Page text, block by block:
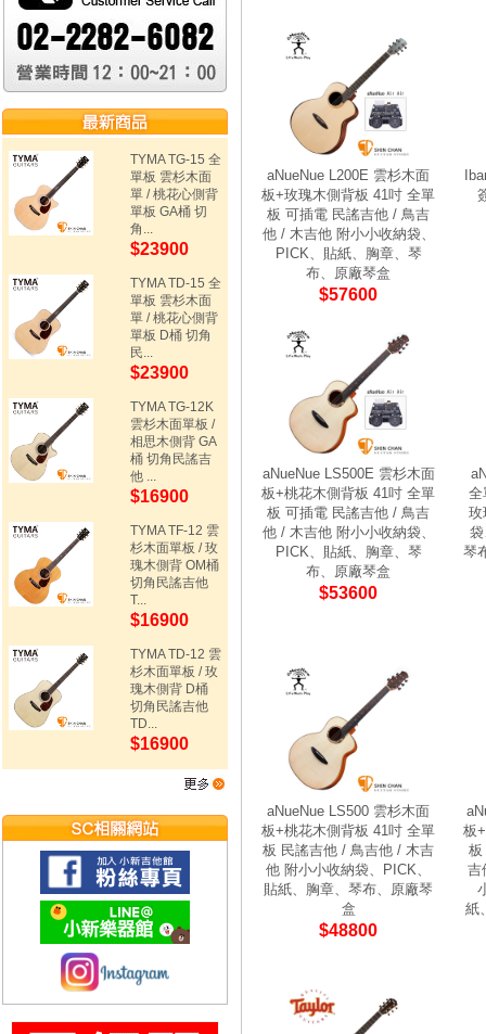
TYMA TG-15 全
單板 雲杉木面
單 / 桃花心側背
單板 GA桶 切
角...
$23900
TYMA TD-15 全
單板 雲杉木面
單 / 桃花心側背
單板 D桶 切角
民...
$23900
TYMA TG-12K
雲杉木面單板 /
相思木側背 GA
桶 切角民謠吉
他 ...
$16900
TYMA TF-12 雲
杉木面單板 / 玫
瑰木側背 OM桶
切角民謠吉他
T...
$16900
TYMA TD-12 雲
杉木面單板 / 玫
瑰木側背 D桶
切角民謠吉他
TD...
$16900
aNueNue L200E 雲杉木面
板+玫瑰木側背板 41吋 全單
板 可插電 民謠吉他 / 鳥吉
他 / 木吉他 附小小收納袋、
PICK、貼紙、胸章、琴
布、原廠琴盒
$57600
aNueNue LS500E 雲杉木面
板+桃花木側背板 41吋 全單
板 可插電 民謠吉他 / 鳥吉
他 / 木吉他 附小小收納袋、
PICK、貼紙、胸章、琴
布、原廠琴盒
$53600
全
玫
琴
aNueNue LS500 雲杉木面
板+桃花木側背板 41吋 全單
板 民謠吉他 / 鳥吉他 / 木吉
他 附小小收納袋、PICK、
貼紙、胸章、琴布、原廠琴
盒
$48800
板
板
吉
紙